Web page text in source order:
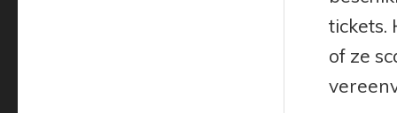
tickets.
of ze